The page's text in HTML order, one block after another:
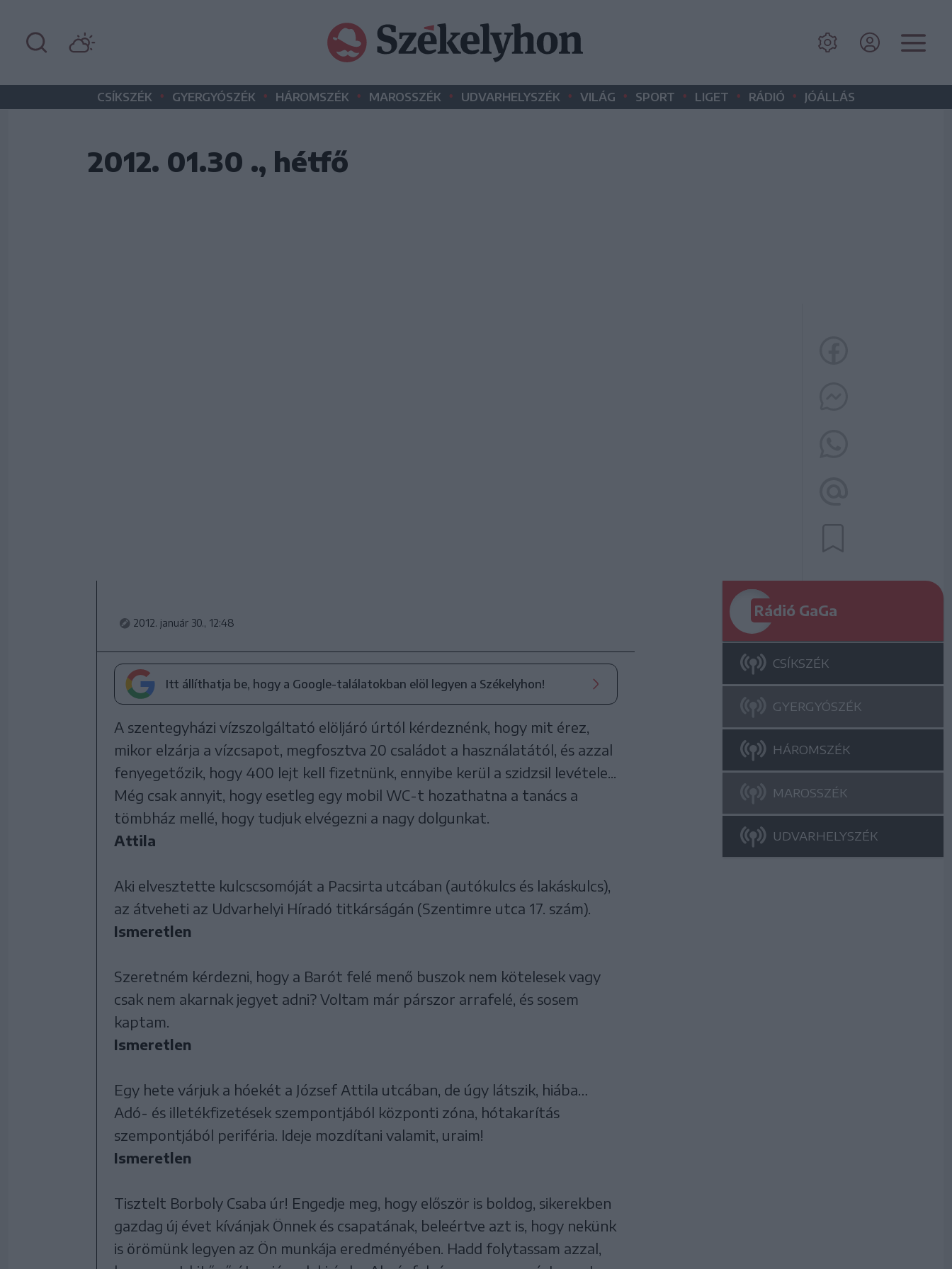
CSÍKSZÉK • GYERGYÓSZÉK • HÁROMSZÉK • MAROSSZÉK • UDVARHELYSZÉK • VILÁG • SPORT • LIGET • RÁDIÓ • JÓÁLLÁS
2012. 01.30 ., hétfő
2012. január 30., 12:48
Itt állíthatja be, hogy a Google-találatokban elöl legyen a Székelyhon!
A szentegyházi vízszolgáltató elöljáró úrtól kérdeznénk, hogy mit érez,
mikor elzárja a vízcsapot, megfosztva 20 családot a használatától, és azzal
fenyegetőzik, hogy 400 lejt kell fizetnünk, ennyibe kerül a szidzsil levétele...
Még csak annyit, hogy esetleg egy mobil WC-t hozathatna a tanács a
tömbház mellé, hogy tudjuk elvégezni a nagy dolgunkat.
Attila
Aki elvesztette kulcscsomóját a Pacsirta utcában (autókulcs és lakáskulcs),
az átveheti az Udvarhelyi Híradó titkárságán (Szentimre utca 17. szám).
Ismeretlen
Szeretném kérdezni, hogy a Barót felé menő buszok nem kötelesek vagy
csak nem akarnak jegyet adni? Voltam már párszor arrafelé, és sosem
kaptam.
Ismeretlen
Egy hete várjuk a hóekét a József Attila utcában, de úgy látszik, hiába…
Adó- és illetékfizetések szempontjából központi zóna, hótakarítás
szempontjából periféria. Ideje mozdítani valamit, uraim!
Ismeretlen
Tisztelt Borboly Csaba úr! Engedje meg, hogy először is boldog, sikerekben
gazdag új évet kívánjak Önnek és csapatának, beleértve azt is, hogy nekünk
is örömünk legyen az Ön munkája eredményében. Hadd folytassam azzal,
Rádió GaGa
CSÍKSZÉK
GYERGYÓSZÉK
HÁROMSZÉK
MAROSSZÉK
UDVARHELYSZÉK